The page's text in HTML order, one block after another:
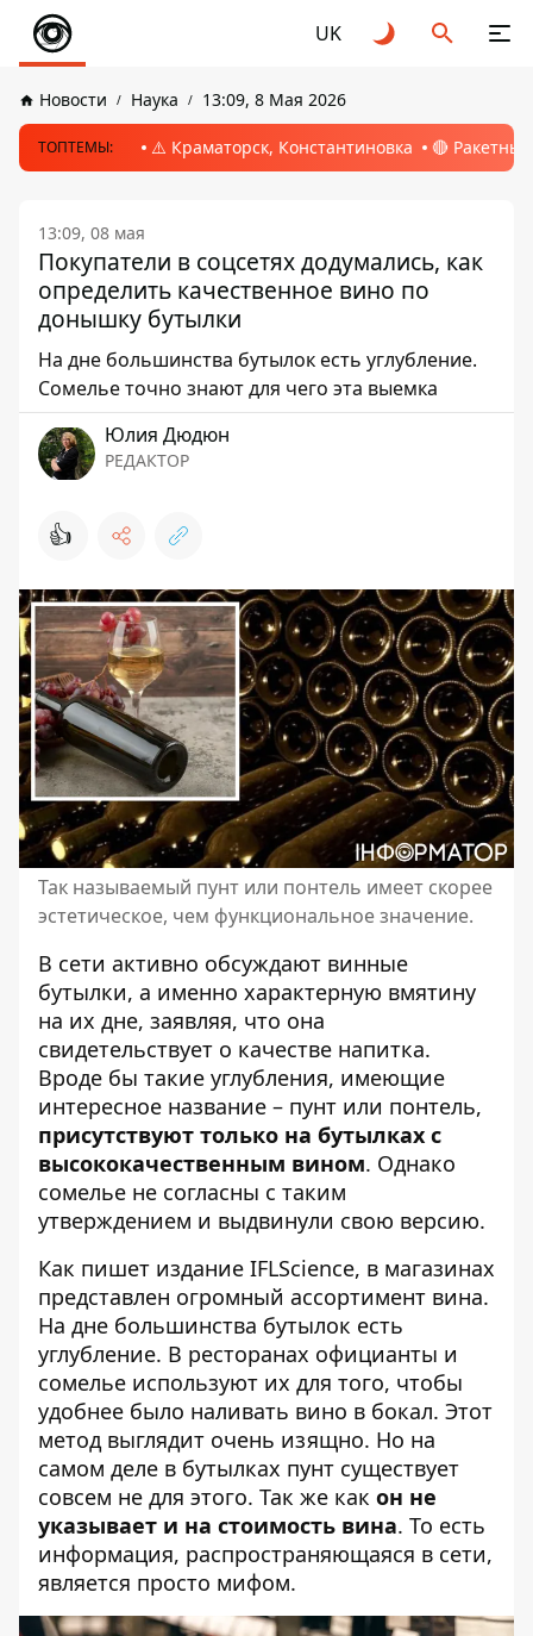
UK
Новости Наука 13:09, 8 Мая 2026
ТОПТЕМЫ: ⚠️ Краматорск, Константиновка 🔴
13:09, 08 мая
Покупатели в соцсетях додумались, как
определить качественное вино по
донышку бутылки
На дне большинства бутылок есть углубление.
Сомелье точно знают для чего эта выемка
Юлия Дюдюн
РЕДАКТОР
👍
Так называемый пунт или понтель имеет скорее
эстетическое, чем функциональное значение.
В сети активно обсуждают винные
бутылки, а именно характерную вмятину
на их дне, заявляя, что она
свидетельствует о качестве напитка.
Вроде бы такие углубления, имеющие
интересное название – пунт или понтель,
присутствуют только на бутылках с
высококачественным вином. Однако
сомелье не согласны с таким
утверждением и выдвинули свою версию.
Как пишет издание IFLScience, в магазинах
представлен огромный ассортимент вина.
На дне большинства бутылок есть
углубление. В ресторанах официанты и
сомелье используют их для того, чтобы
удобнее было наливать вино в бокал. Этот
метод выглядит очень изящно. Но на
самом деле в бутылках пунт существует
совсем не для этого. Так же как он не
указывает и на стоимость вина. То есть
информация, распространяющаяся в сети,
является просто мифом.